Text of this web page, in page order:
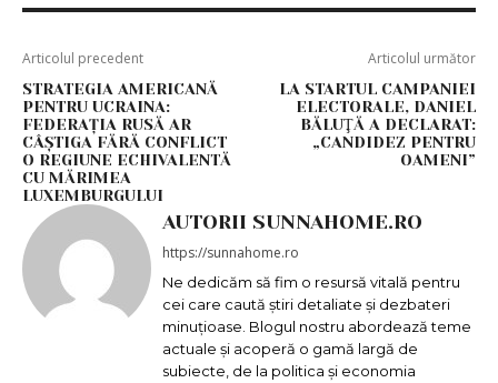
Articolul precedent
STRATEGIA AMERICANĂ
PENTRU UCRAINA:
FEDERAȚIA RUSĂ AR
CÂȘTIGA FĂRĂ CONFLICT
O REGIUNE ECHIVALENTĂ
CU MĂRIMEA
LUXEMBURGULUI
Articolul următor
LA STARTUL CAMPANIEI
ELECTORALE, DANIEL
BĂLUŢĂ A DECLARAT:
„CANDIDEZ PENTRU
OAMENI”
AUTORII SUNNAHOME.RO
https://sunnahome.ro
Ne dedicăm să fim o resursă vitală pentru
cei care caută știri detaliate și dezbateri
minuțioase. Blogul nostru abordează teme
actuale și acoperă o gamă largă de
subiecte, de la politica și economia